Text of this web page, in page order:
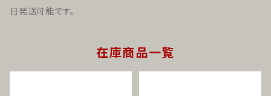
日発送可能です。
在庫商品一覧